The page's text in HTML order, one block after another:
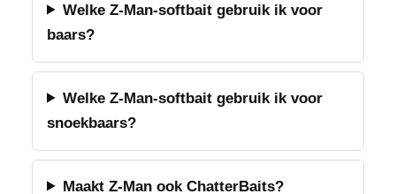
Welke Z-Man-softbait gebruik ik voor
baars?
Welke Z-Man-softbait gebruik ik voor
snoekbaars?
Maakt Z-Man ook ChatterBaits?